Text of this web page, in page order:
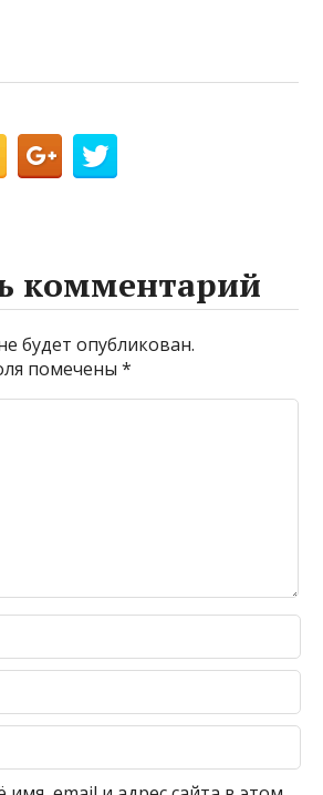
комментарий
будет опубликован.
помечены*